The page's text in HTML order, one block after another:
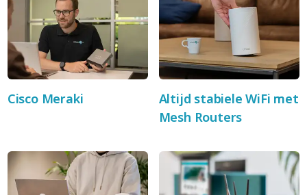
Cisco Meraki
Altijd stabiele WiFi met
Mesh Routers